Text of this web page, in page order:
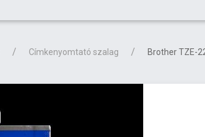
Címkenyomtató szalag Brother TZE-